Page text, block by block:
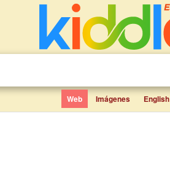
Web Imágenes English